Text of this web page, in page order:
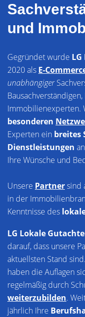
und
Gegründet wurde
2020 als E-
unabhängiger
Immobilienexperten.
besonderen
Experten ein breites
Dienstleistungen
Ihre Wünsche und
Unsere Partnersind
in der
Kenntnisse des
LG Lokale
darauf, dass unsere
aktuellsten Stand
haben die Auflagen
regelmäßig durch
weiterzubilden.
jährlich Ihre